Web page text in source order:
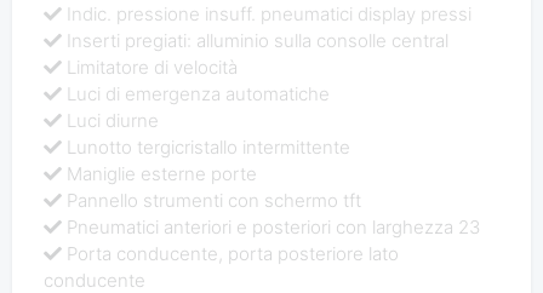
Indic. pressione insuff. pneumatici display pressi
Inserti pregiati: alluminio sulla consolle central
Limitatore di velocità
Luci di emergenza automatiche
Luci diurne
Lunotto tergicristallo intermittente
Maniglie esterne porte
Pannello strumenti con schermo tft
Pneumatici anteriori e posteriori con larghezza 23
Porta conducente, porta posteriore lato
conducente